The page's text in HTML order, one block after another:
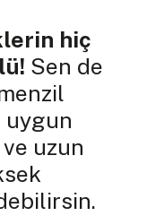
hiç
Sen de
uygun
uzun